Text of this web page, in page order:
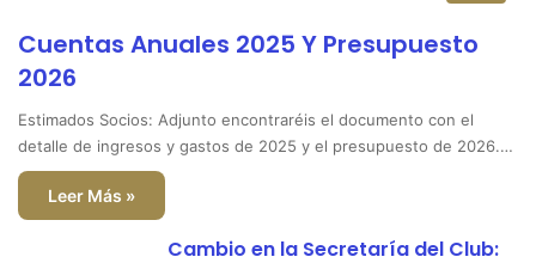
Cuentas Anuales 2025 Y Presupuesto
2026
Estimados Socios: Adjunto encontraréis el documento con el
detalle de ingresos y gastos de 2025 y el presupuesto de 2026.…
Leer Más »
Cambio en la Secretaría del Club: